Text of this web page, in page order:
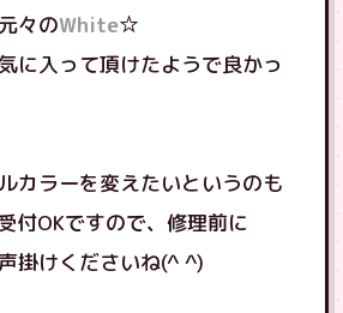
々のWhite☆
に入って頂けたようで良かっ
カラーを変えたいというのも
付OKですので、修理前に
掛けくださいね(^ ^)